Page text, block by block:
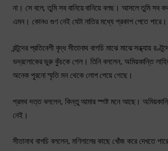
না। সে বলে, তুমি সব বানিয়ে বানিয়ে বলছ। আসলে তুমি সব
এমন। কোনও গুণ নেই যেটা নাতির মধ্যে প্রকাশ পেতে পারে।
রন্টুদের প্রতিবেশী বৃদ্ধ সীতানাথ বাগচি মাঝে মাঝে
ভদ্রলোকের ভুরু কুঁচকে গেল। তিনি বললেন, অমিয়কান্তি
অনেক পুরনো স্মৃতি মন থেকে লোপ পেয়ে গেছে।
প্রমথ দত্ত বললেন, কিন্তু আমার স্পষ্ট মনে আছে।
নেই।
সীতানাথ বাগচি বললেন, মণিলালের কাছে খোঁজ করে দেখতে